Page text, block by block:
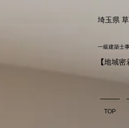
埼玉県
一級建築士
【地域
TOP